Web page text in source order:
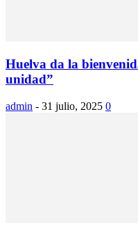
Huelva da la
unidad”
admin - 31 julio, 2025 0